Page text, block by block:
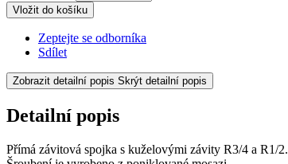
Vložit do košíku
Zeptejte se odborníka
Sdílet
Zobrazit detailní popis Skrýt detailní popis
Detailní popis
Přímá závitová spojka s kuželovými závity R3/4 a R1/2.